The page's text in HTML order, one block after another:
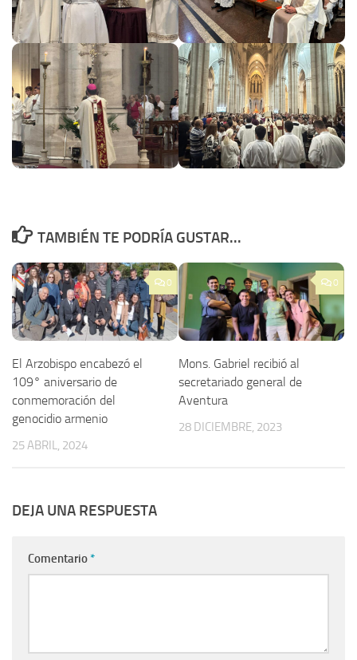
TAMBIÉN TE PODRÍA GUSTAR...
0
El Arzobispo encabezó el
109° aniversario de
conmemoración del
genocidio armenio
25 ABRIL, 2024
0
Mons. Gabriel recibió al
secretariado general de
Aventura
28 DICIEMBRE, 2023
DEJA UNA RESPUESTA
Comentario *